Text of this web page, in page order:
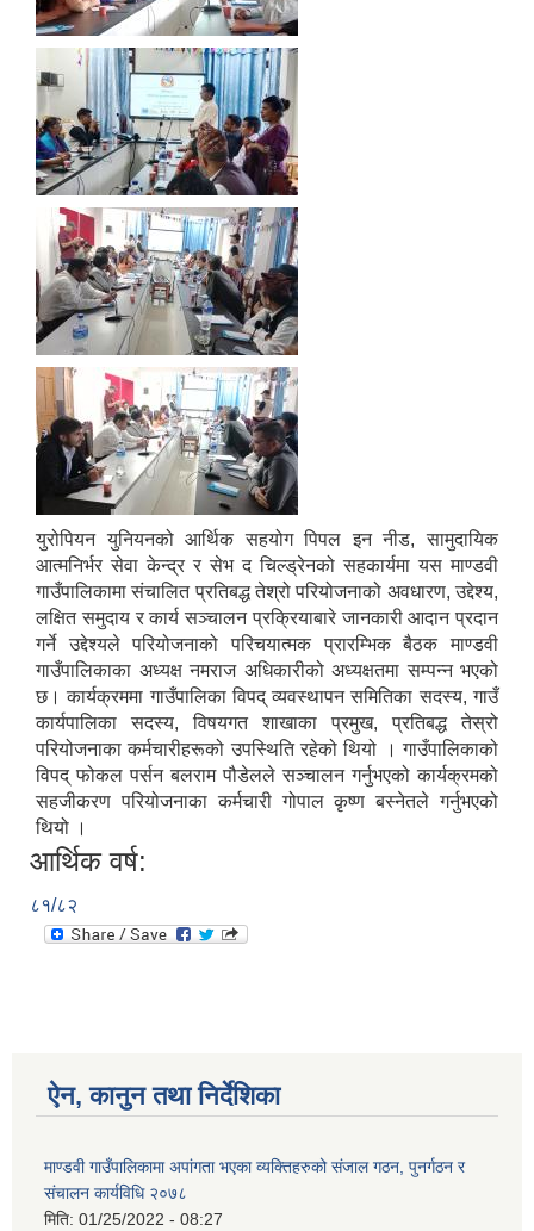
युरोपियन युनियनको आर्थिक सहयोग पिपल इन नीड, सामुदायिक
आत्मनिर्भर सेवा केन्द्र र सेभ द चिल्ड्रेनको सहकार्यमा यस माण्डवी
गाउँपालिकामा संचालित प्रतिबद्ध तेश्रो परियोजनाको अवधारण, उद्देश्य,
लक्षित समुदाय र कार्य सञ्चालन प्रक्रियाबारे जानकारी आदान प्रदान
गर्ने उद्देश्यले परियोजनाको परिचयात्मक प्रारम्भिक बैठक माण्डवी
गाउँपालिकाका अध्यक्ष नमराज अधिकारीको अध्यक्षतमा सम्पन्न भएको
छ। कार्यक्रममा गाउँपालिका विपद् व्यवस्थापन समितिका सदस्य, गाउँ
कार्यपालिका सदस्य, विषयगत शाखाका प्रमुख, प्रतिबद्ध तेस्रो
परियोजनाका कर्मचारीहरूको उपस्थिति रहेको थियो । गाउँपालिकाको
विपद् फोकल पर्सन बलराम पौडेलले सञ्चालन गर्नुभएको कार्यक्रमको
सहजीकरण परियोजनाका कर्मचारी गोपाल कृष्ण बस्नेतले गर्नुभएको
थियो ।
आर्थिक वर्ष:
८१/८२
ऐन, कानुन तथा निर्देशिका
माण्डवी गाउँपालिकामा अपांगता भएका व्यक्तिहरुको संजाल गठन, पुनर्गठन र
संचालन कार्यविधि २०७८
मिति: 01/25/2022 - 08:27